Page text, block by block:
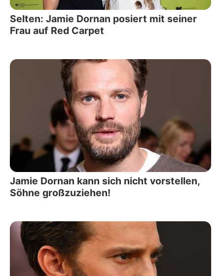
Selten: Jamie Dornan posiert mit seiner
Frau auf Red Carpet
Jamie Dornan kann sich nicht vorstellen,
Söhne großzuziehen!